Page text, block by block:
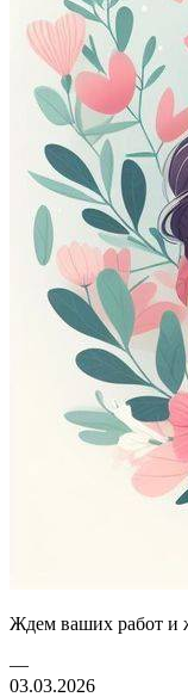
Ждем ваших работ и
—
03.03.2026